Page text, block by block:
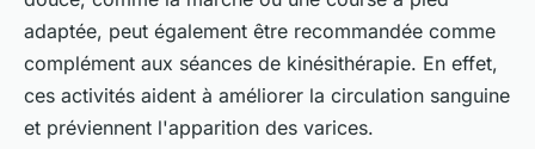
adaptée, peut également être recommandée comme
complément aux séances de kinésithérapie. En effet,
ces activités aident à améliorer la circulation sanguine
et préviennent l'apparition des varices.